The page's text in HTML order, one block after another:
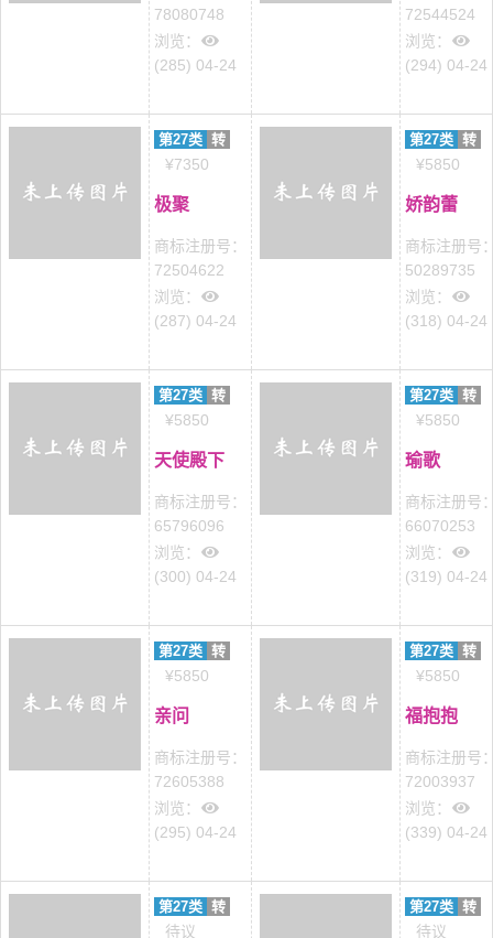
78080748
浏览：
(285) 04-24
72544524
浏览：
(294) 04-24
第27类 转
¥7350
极聚
商标注册号：
72504622
浏览：
(287) 04-24
第27类 转
¥5850
娇韵蕾
商标注册号
50289735
浏览：
(318) 04-24
第27类 转
¥5850
天使殿下
商标注册号：
65796096
浏览：
(300) 04-24
第27类 转
¥5850
瑜歌
商标注册号
66070253
浏览：
(319) 04-24
第27类 转
¥5850
亲问
商标注册号：
72605388
浏览：
(295) 04-24
第27类 转
¥5850
福抱抱
商标注册号
72003937
浏览：
(339) 04-24
第27类 转
待议
第27类 转
待议